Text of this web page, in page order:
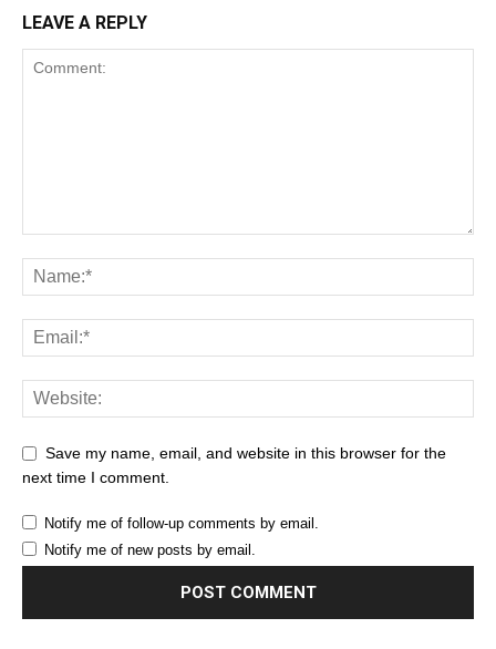
LEAVE A REPLY
Save my name, email, and website in this browser for the
next time I comment.
Notify me of follow-up comments by email.
Notify me of new posts by email.